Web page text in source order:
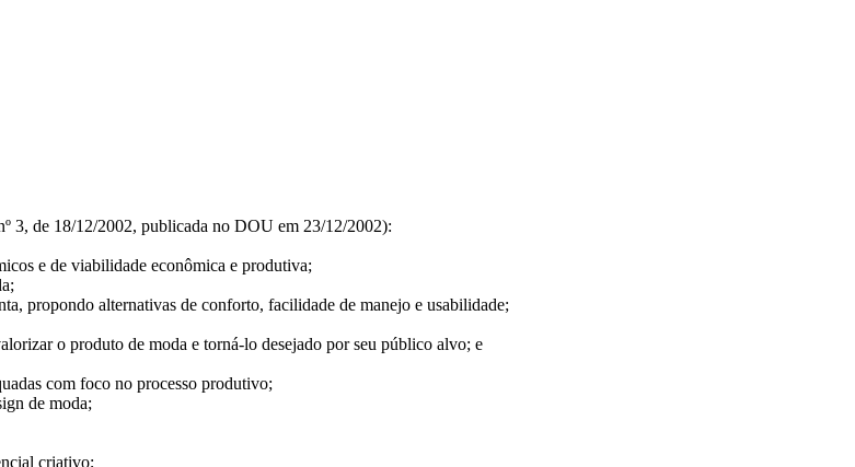
3, de 18/12/2002, publicada no DOU em 23/12/2002):
e de viabilidade econômica e produtiva;
propondo alternativas de conforto, facilidade de manejo e usabilidade;
o produto de moda e torná-lo desejado por seu público alvo; e
com foco no processo produtivo;
de moda;
criativo;